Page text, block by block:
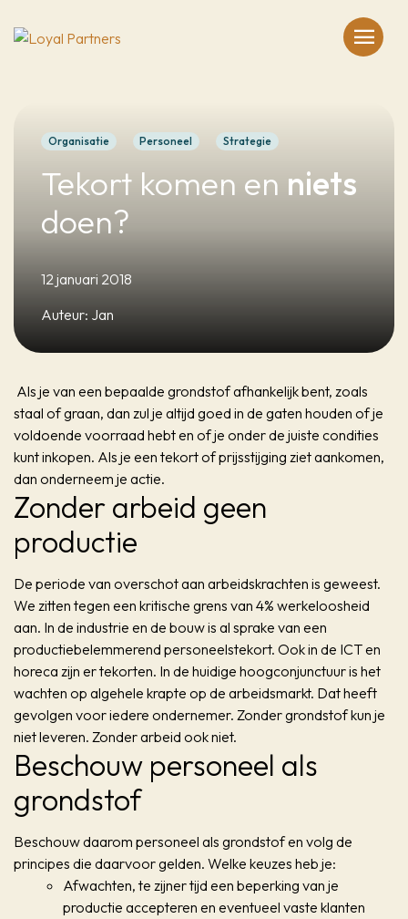
menu
Organisatie Personeel Strategie
Tekort komen en niets
doen?
12 januari 2018
Auteur: Jan
Als je van een bepaalde grondstof afhankelijk bent, zoals
staal of graan, dan zul je altijd goed in de gaten houden of je
voldoende voorraad hebt en of je onder de juiste condities
kunt inkopen. Als je een tekort of prijsstijging ziet aankomen,
dan onderneem je actie.
Zonder arbeid geen
productie
De periode van overschot aan arbeidskrachten is geweest.
We zitten tegen een kritische grens van 4% werkeloosheid
aan. In de industrie en de bouw is al sprake van een
productiebelemmerend personeelstekort. Ook in de ICT en
horeca zijn er tekorten. In de huidige hoogconjunctuur is het
wachten op algehele krapte op de arbeidsmarkt. Dat heeft
gevolgen voor iedere ondernemer. Zonder grondstof kun je
niet leveren. Zonder arbeid ook niet.
Beschouw personeel als
grondstof
Beschouw daarom personeel als grondstof en volg de
principes die daarvoor gelden. Welke keuzes heb je:
Afwachten, te zijner tijd een beperking van je
productie accepteren en eventueel vaste klanten